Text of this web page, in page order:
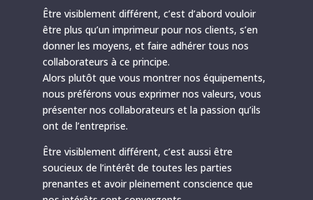
Être visiblement différent, c’est d’abord vouloir
être plus qu’un imprimeur pour nos clients, s’en
donner les moyens, et faire adhérer tous nos
collaborateurs à ce principe.
Alors plutôt que vous montrer nos équipements,
nous préférons vous exprimer nos valeurs, vous
présenter nos collaborateurs et la passion qu’ils
ont de l’entreprise.
Être visiblement différent, c’est aussi être
soucieux de l’intérêt de toutes les parties
prenantes et avoir pleinement conscience que